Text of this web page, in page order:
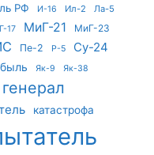
РФ И-16 Ил-2
Ла-5
17 МиГ-21
МиГ-23
Пе-2 Р-5 Су-24
Як-9 Як-38
генерал
катастрофа